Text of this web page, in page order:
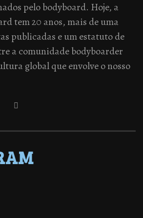
pelo bodyboard. Hoje, a
tem 20 anos, mais de uma
publicadas e um estatuto de
a comunidade bodyboarder
global que envolve o nosso